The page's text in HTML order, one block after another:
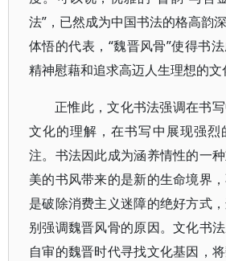
法”，已然成为中国书法的格高韵
体悟的代表，“魏晋风骨”使得书
精神慰藉和追求高迈人生理想的文
正惟此，文化书法强调在书
文化的理解，在书写中展现强烈
注。书法因此成为涵养情性的一
美的书风带来的是新的生命境界
是破除消费主义迷障的绝好方式
别强调魏晋风骨的原因。文化书
自审的魏晋时代寻找文化基因，